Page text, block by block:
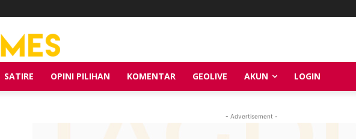
SATIRE OPINI PILIHAN KOMENTAR GEOLIVE AKUN LOGIN
- Advertisement -